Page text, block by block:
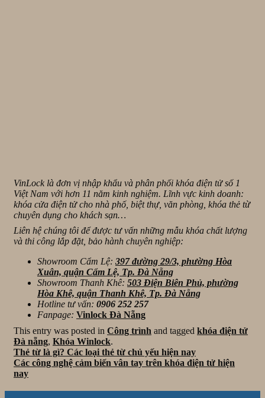
VinLock là đơn vị nhập khẩu và phân phối khóa điện tử số 1
Việt Nam với hơn 11 năm kinh nghiệm. Lĩnh vực kinh doanh:
khóa cửa điện tử cho nhà phố, biệt thự, văn phòng, khóa thẻ từ
chuyên dụng cho khách sạn…
Liên hệ chúng tôi để được tư vấn những mẫu khóa chất lượng
và thi công lắp đặt, bảo hành chuyên nghiệp:
Showroom Cẩm Lệ: 397 đường 29/3, phường Hòa
Xuân, quận Cẩm Lệ, Tp. Đà Nẵng
Showroom Thanh Khê: 503 Điện Biên Phủ, phường
Hòa Khê, quận Thanh Khê, Tp. Đà Nẵng
Hotline tư vấn: 0906 252 257
Fanpage: Vinlock Đà Nẵng
This entry was posted in Công trình and tagged khóa điện tử
Đà nẵng, Khóa Winlock.
Thẻ từ là gì? Các loại thẻ từ chủ yếu hiện nay
Các công nghệ cảm biến vân tay trên khóa điện tử hiện
nay